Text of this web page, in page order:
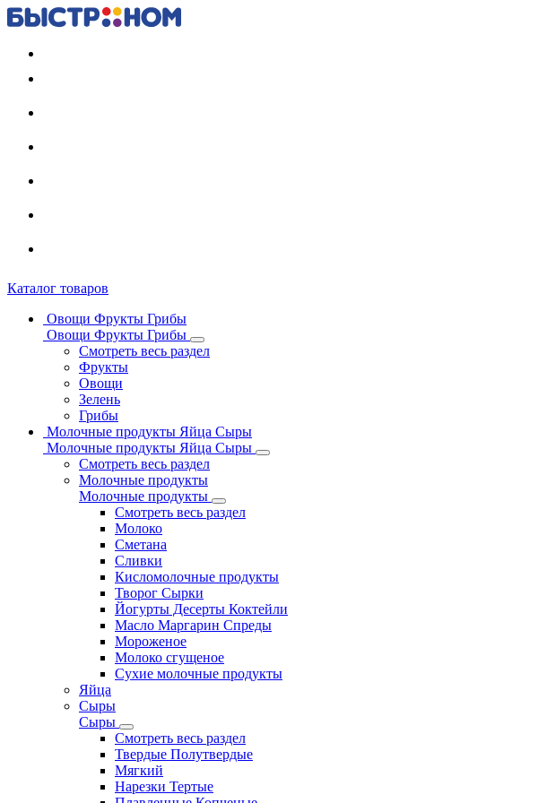
Каталог товаров
Овощи Фрукты Грибы
Овощи Фрукты Грибы
Смотреть весь раздел
Фрукты
Овощи
Зелень
Грибы
Молочные продукты Яйца Сыры
Молочные продукты Яйца Сыры
Смотреть весь раздел
Молочные продукты
Молочные продукты
Смотреть весь раздел
Молоко
Сметана
Сливки
Кисломолочные продукты
Творог Сырки
Йогурты Десерты Коктейли
Масло Маргарин Спреды
Мороженое
Молоко сгущеное
Сухие молочные продукты
Яйца
Сыры
Сыры
Смотреть весь раздел
Твердые Полутвердые
Мягкий
Нарезки Тертые